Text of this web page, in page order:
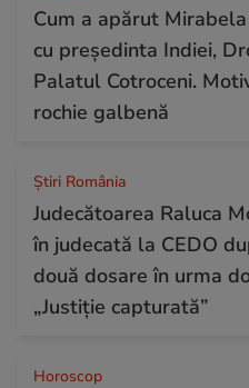
Cum a apărut
cu președinta Indiei,
Palatul Cotroceni.
rochie galbenă
Știri România
Judecătoarea Raluca
în judecată la CEDO
două dosare în urma
„Justiție capturată”
Horoscop